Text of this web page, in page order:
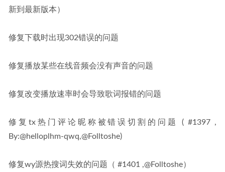
新到最新版本）
修复下载时出现302错误的问题
修复播放某些在线音频会没有声音的问题
修复改变播放速率时会导致歌词报错的问题
修复tx热门评论昵称被错误切割的问题 ( #1397 ,
By:@helloplhm-qwq,@Folltoshe)
修复wy源热搜词失效的问题（ #1401 ,@Folltoshe）